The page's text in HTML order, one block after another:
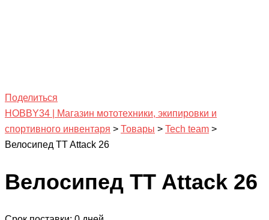
Поделиться
HOBBY34 | Магазин мототехники, экипировки и
спортивного инвентаря > Товары > Tech team >
Велосипед TT Attack 26
Велосипед TT Attack 26